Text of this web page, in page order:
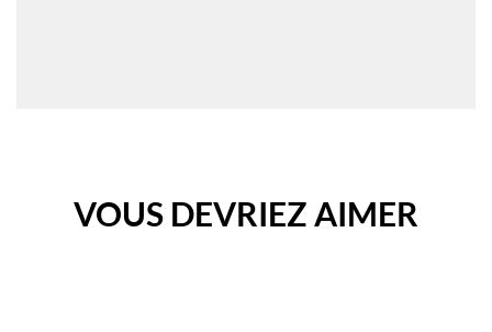
VOUS DEVRIEZ AIMER